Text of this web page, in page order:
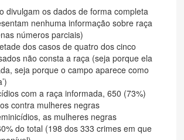
divulgam os dados de forma completa
nenhuma informação sobre raça
números parciais)
dos casos de quatro dos cinco
não consta a raça (seja porque ela
seja porque o campo aparece como
com a raça informada, 650 (73%)
contra mulheres negras
as mulheres negras
do total (198 dos 333 crimes em que